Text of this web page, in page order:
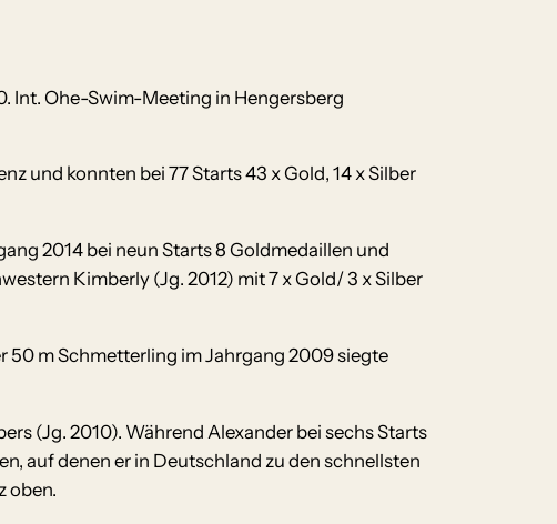
Int. Ohe-Swim-Meeting in Hengersberg
und konnten bei 77 Starts 43 x Gold, 14 x Silber
2014 bei neun Starts 8 Goldmedaillen und
Kimberly (Jg. 2012) mit 7 x Gold/ 3 x Silber
50 m Schmetterling im Jahrgang 2009 siegte
(Jg. 2010). Während Alexander bei sechs Starts
auf denen er in Deutschland zu den schnellsten
oben.